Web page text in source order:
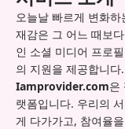
오늘날 빠르게 변화
재감은 그 어느 때보
인 소셜 미디어 프로
의 지원을 제공합니다.
Iamprovider.com은
랫폼입니다. 우리의
게 다가가고, 참여율